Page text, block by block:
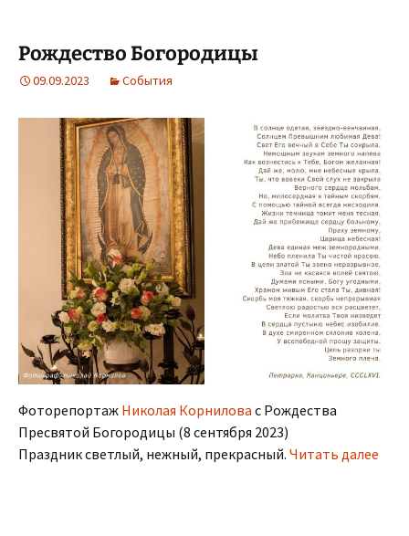
Рождество Богородицы
09.09.2023 События
Фоторепортаж Николая Корнилова с Рождества
Пресвятой Богородицы (8 сентября 2023)
Праздник светлый, нежный, прекрасный. Читать далее